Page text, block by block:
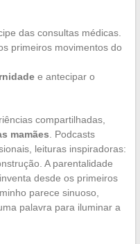
das consultas médicas.
primeiros movimentos do
e antecipar o
compartilhadas,
mamães . Podcasts
leituras inspiradoras:
A parentalidade
desde os primeiros
parece sinuoso,
palavra para iluminar a